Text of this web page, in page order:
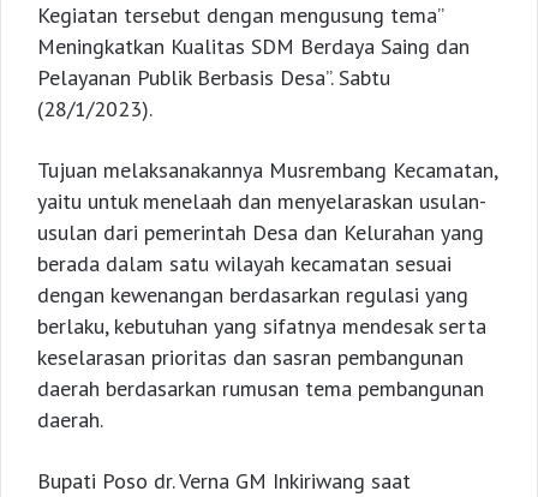
Kegiatan tersebut dengan mengusung tema”
Meningkatkan Kualitas SDM Berdaya Saing dan
Pelayanan Publik Berbasis Desa”. Sabtu
(28/1/2023).
Tujuan melaksanakannya Musrembang Kecamatan,
yaitu untuk menelaah dan menyelaraskan usulan-
usulan dari pemerintah Desa dan Kelurahan yang
berada dalam satu wilayah kecamatan sesuai
dengan kewenangan berdasarkan regulasi yang
berlaku, kebutuhan yang sifatnya mendesak serta
keselarasan prioritas dan sasran pembangunan
daerah berdasarkan rumusan tema pembangunan
daerah.
Bupati Poso dr. Verna GM Inkiriwang saat